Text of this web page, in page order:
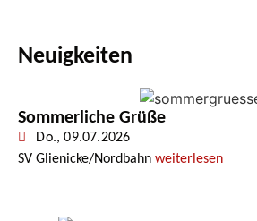
Neuigkeiten
Sommerliche Grüße
Do., 09.07.2026
SV Glienicke/Nordbahn weiterlesen